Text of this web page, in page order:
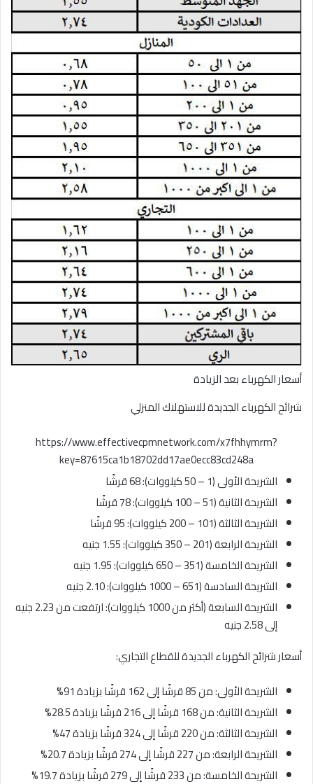
أسعار الكهرباء بعد الزيادة
شرائح الكهرباء الجديدة للاستهلاك المنزلي
https://www.effectivecpmnetwork.com/x7fhhymrm?
key=87615ca1b18702dd17ae0ecc83cd248a
الشريحة الأولى (1 – 50 كيلووات): 68 قرشًا
الشريحة الثانية (51 – 100 كيلووات): 78 قرشًا
الشريحة الثالثة (101 – 200 كيلووات): 95 قرشًا
الشريحة الرابعة (201 – 350 كيلووات): 1.55 جنيه
الشريحة الخامسة (351 – 650 كيلووات): 1.95 جنيه
الشريحة السادسة (651 – 1000 كيلووات): 2.10 جنيه
الشريحة السابعة (أكثر من 1000 كيلووات): ارتفعت من 2.23 جنيه
إلى 2.58 جنيه
أسعار شرائح الكهرباء الجديدة للقطاع التجاري:
الشريحة الأولى: من 85 قرشًا إلى 162 قرشًا بزيادة 91%
الشريحة الثانية: من 168 قرشًا إلى 216 قرشًا بزيادة 28.5%
الشريحة الثالثة: من 220 قرشًا إلى 324 قرشًا بزيادة 47%
الشريحة الرابعة: من 227 قرشًا إلى 274 قرشًا بزيادة 20.7%
الشريحة الخامسة: من 233 قرشًا إلى 279 قرشًا بزيادة 19.7%